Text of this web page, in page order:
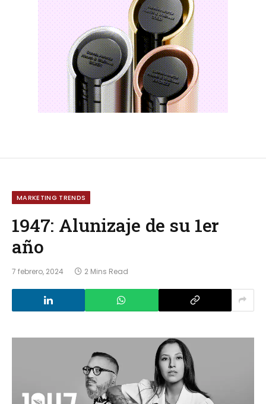
MARKETING TRENDS
1947: Alunizaje de su 1er
año
7 febrero, 2024 2 Mins Read